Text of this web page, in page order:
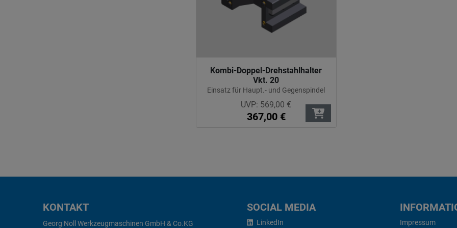
Kombi-Doppel-Drehstahlhalter
Vkt. 20
Einsatz für Haupt.- und Gegenspindel
UVP: 569,00 €
367,00 €
KONTAKT
Georg Noll Werkzeugmaschinen GmbH & Co.KG
SOCIAL MEDIA
LinkedIn Impressum